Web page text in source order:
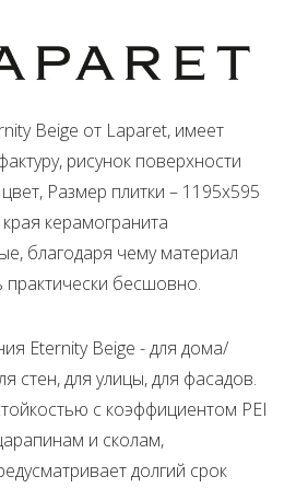
Beige от Laparet, имеет
рисунок поверхности
Размер плитки – 1195x595
керамогранита
благодаря чему материал
бесшовно.
Eternity Beige - для дома/
стен, для улицы, для фасадов.
с коэффициентом PEI
и сколам,
долгий срок